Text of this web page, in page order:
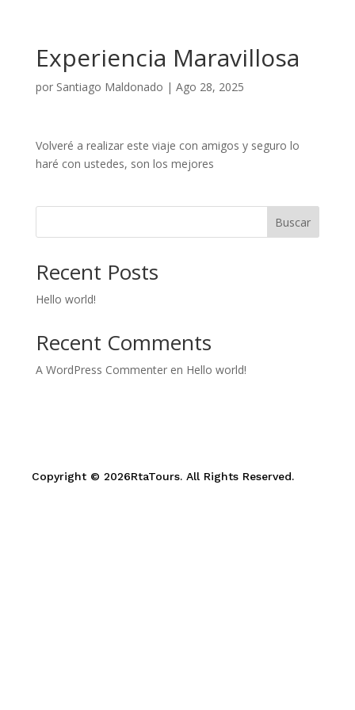
Experiencia Maravillosa
por Santiago Maldonado | Ago 28, 2025
Volveré a realizar este viaje con amigos y seguro lo
haré con ustedes, son los mejores
Buscar
Recent Posts
Hello world!
Recent Comments
A WordPress Commenteren Hello world!
Copyright © 2026RtaTours. All Rights Reserved.